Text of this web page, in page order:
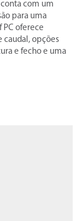
com um
para uma
oferece
caudal, opções
e fecho e uma